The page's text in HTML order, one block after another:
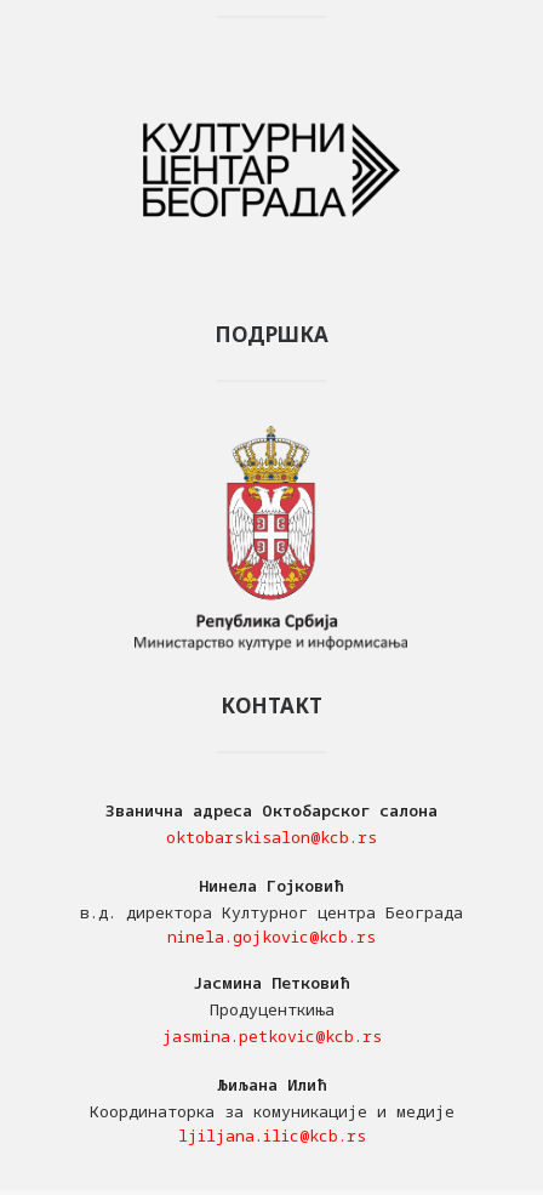
ПОДРШКА
КОНТАКТ
Званична адреса Октобарског салона
oktobarskisalon@kcb.rs
Нинела Гојковић
в.д. директора Културног центра Београда
ninela.gojkovic@kcb.rs
Јасмина Петковић
Продуценткиња
jasmina.petkovic@kcb.rs
Љиљана Илић
Координаторка за комуникације и медије
ljiljana.ilic@kcb.rs